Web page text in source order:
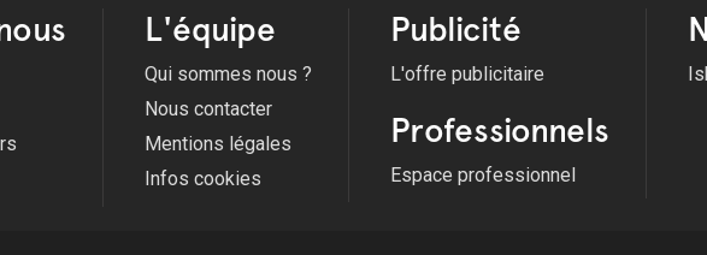
L'équipe
Qui sommes nous ?
Nous contacter
Mentions légales
Infos cookies
Publicité
L'offre publicitaire
Professionnels
Espace professionnel